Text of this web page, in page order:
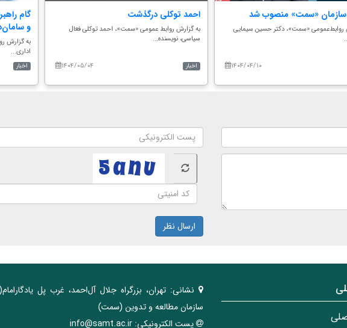
گام
و
به گزارش
اداری...
اخبار
احمد توکلی درگذشت
به گزارش روابط عمومی «سمت»، احمد توکلی فعال
سیاسی، نویسنده...
۱۴۰۴/۰۵/۰۴ اخبار
«سمت» منصوب شد
روابط‌عمومی «سمت»، دکتر حسین سیمایی
۱۴۰۴/۰۴/۱۰
ارسال نظر
نشانی: تهران، ‌بزرگراه ‌جلال آل‌احمد، غرب پل
سازمان مطالعه و تدوین‌ (سمت)
پست الکترونیکی: info@samt.ac.ir